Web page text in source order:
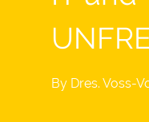
By Dres. Voss-